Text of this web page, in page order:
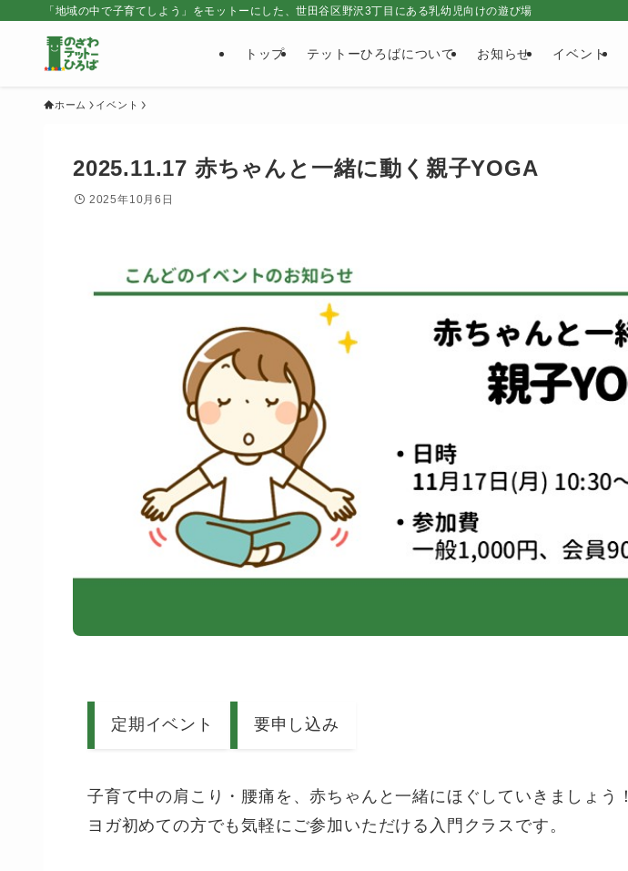
「地域の中で子育てしよう」をモットーにした、世田谷区野沢3丁目にある乳幼児向けの遊び場
トップ テットーひろばについて お知らせ イベント
ホーム イベント
2025.11.17 赤ちゃんと一緒に動く親子YOGA
2025年10月6日
定期イベント 要申し込み
子育て中の肩こり・腰痛を、赤ちゃんと一緒にほぐしていきましょう！
ヨガ初めての方でも気軽にご参加いただける入門クラスです。